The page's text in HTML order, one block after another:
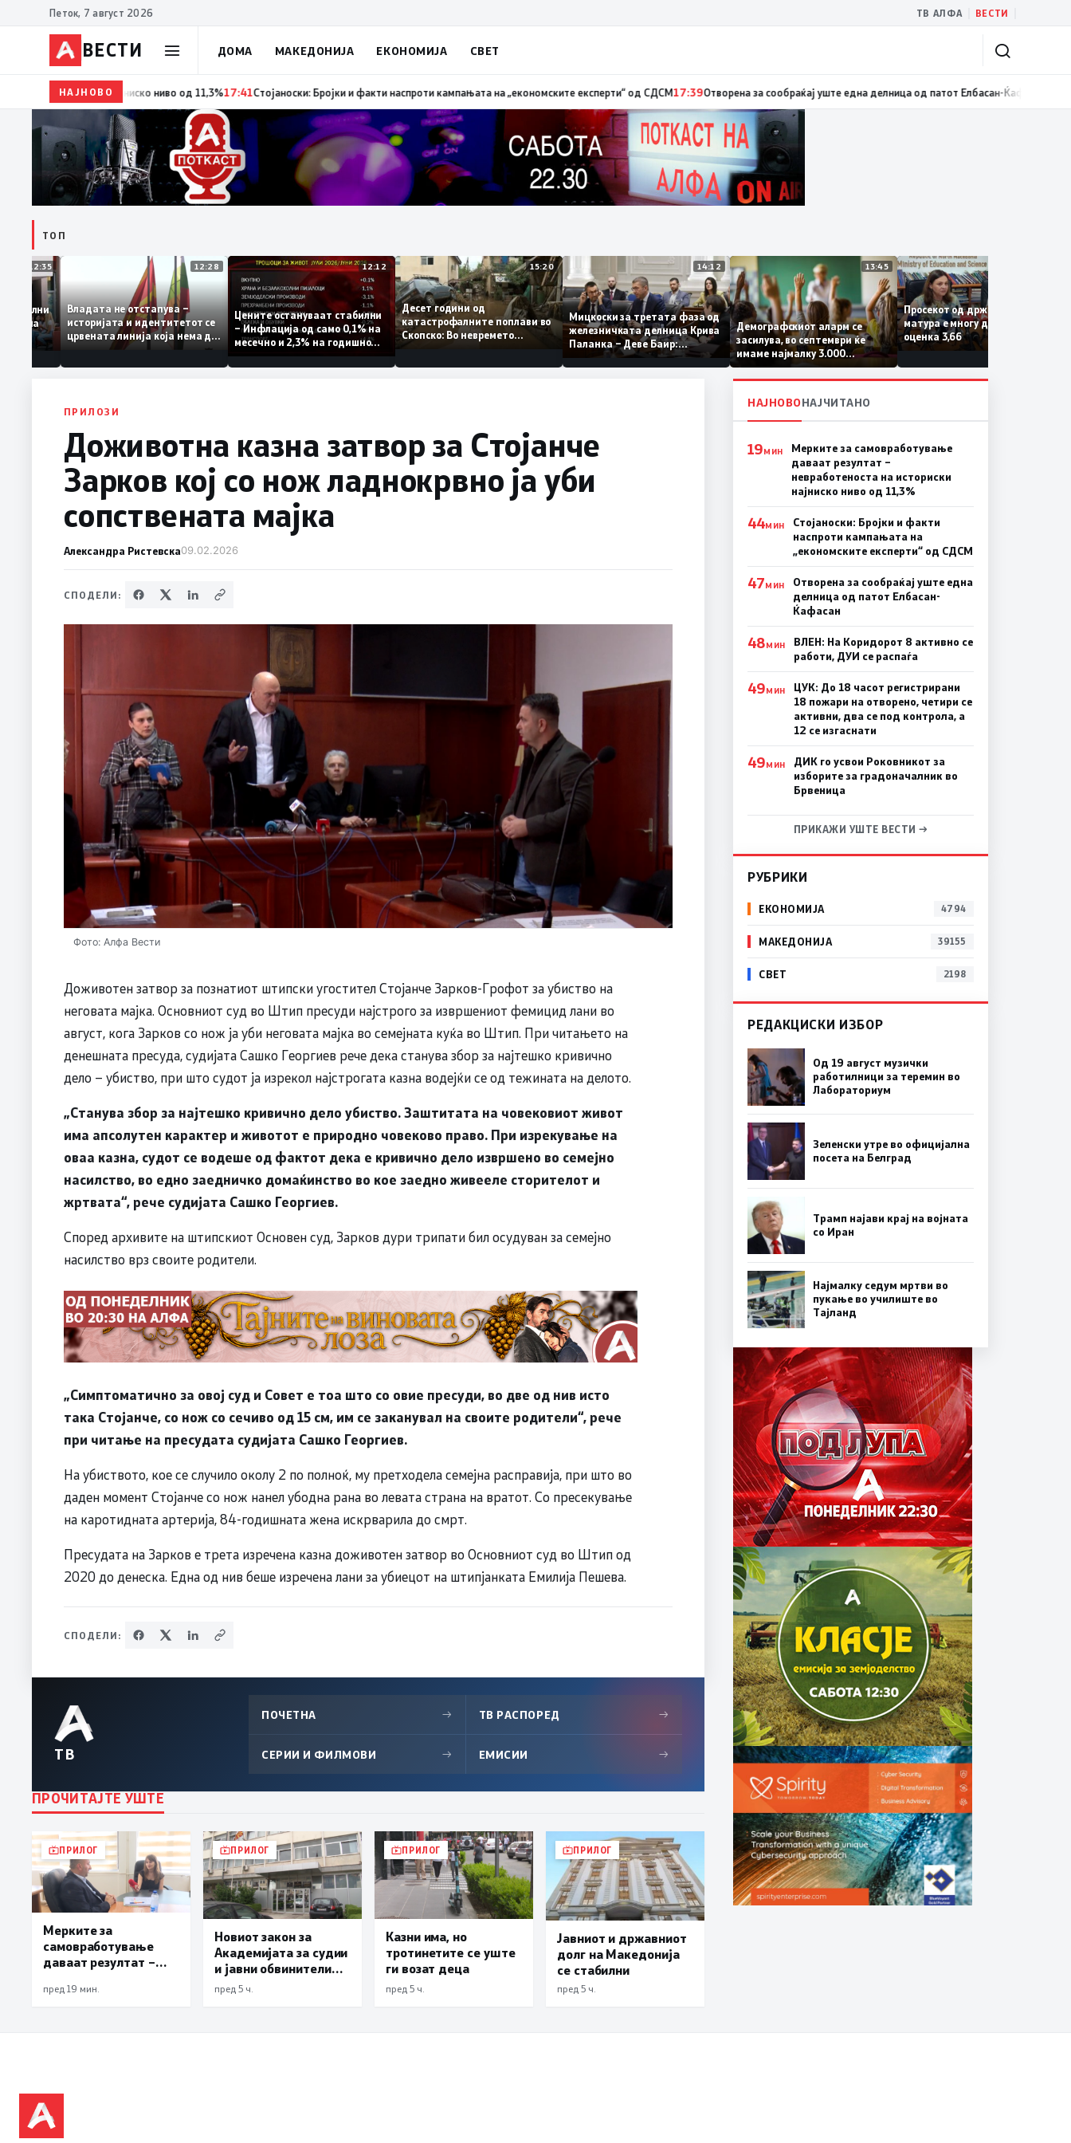
Петок, 7 август 2026 ТВ АЛФА ВЕСТИ
ВЕСТИ ДОМА МАКЕДОНИЈА ЕКОНОМИЈА СВЕТ
НАЈНОВО18:06Мерките за самовработување даваат резултат – невработеноста на историски најниско ниво од 11,3% 17:41Стојаноски: Бројки и факти наспроти кампањата на „економските експерти“ од
ТОП
12:35
задоволни
на
12:28
Владата не отстапува –
историјата и идентитетот се
црвената линија која нема да
се погази
12:12
Цените остануваат стабилни
– Инфлација од само 0,1% на
месечно и 2,3% на годишно
ниво
15:20
Десет години од
катастрофалните поплави во
Скопско: Во невремето
14:12
Мицкоски за третата фаза од
железничката делница Крива
Паланка – Деве Баир:
Проектот нема да заврши на
половина тунел во слепа
13:45
Демографскиот аларм се
засилува, во септември ќе
имаме најмалку 3.000
првачиња помалку
Просекот од државната
матура е многу добар со
оценка 3,66
ПРИЛОЗИ
Доживотна казна затвор за Стојанче
Зарков кој со нож ладнокрвно ја уби
сопствената мајка
Александра Ристевска09.02.2026
СПОДЕЛИ:
Фото: Алфа Вести
Доживотен затвор за познатиот штипски угостител Стојанче Зарков-Грофот за убиство на
неговата мајка. Основниот суд во Штип пресуди најстрого за извршениот фемицид лани во
август, кога Зарков со нож ја уби неговата мајка во семејната куќа во Штип. При читањето на
денешната пресуда, судијата Сашко Георгиев рече дека станува збор за најтешко кривично
дело – убиство, при што судот ја изрекол најстрогата казна водејќи се од тежината на делото.
„Станува збор за најтешко кривично дело убиство. Заштитата на човековиот живот
има апсолутен карактер и животот е природно човеково право. При изрекување на
оваа казна, судот се водеше од фактот дека е кривично дело извршено во семејно
насилство, во едно заедничко домаќинство во кое заедно живееле сторителот и
жртвата“, рече судијата Сашко Георгиев.
Според архивите на штипскиот Основен суд, Зарков дури трипати бил осудуван за семејно
насилство врз своите родители.
„Симптоматично за овој суд и Совет е тоа што со овие пресуди, во две од нив исто
така Стојанче, со нож со сечиво од 15 см, им се заканувал на своите родители“, рече
при читање на пресудата судијата Сашко Георгиев.
На убиството, кое се случило околу 2 по полноќ, му претходела семејна расправија, при што во
даден момент Стојанче со нож нанел убодна рана во левата страна на вратот. Со пресекување
на каротидната артерија, 84-годишната жена искрварила до смрт.
Пресудата на Зарков е трета изречена казна доживотен затвор во Основниот суд во Штип од
2020 до денеска. Една од нив беше изречена лани за убиецот на штипјанката Емилија Пешева.
СПОДЕЛИ:
ТВ
ПОЧЕТНА → ТВ РАСПОРЕД →
СЕРИИ И ФИЛМОВИ → ЕМИСИИ →
ПРОЧИТАЈТЕ УШТЕ
ПРИЛОГ
Мерките за
самовработување
даваат резултат –
историски најниско
пред 19 мин.
ПРИЛОГ
Новиот закон за
Академијата за судии
и јавни обвинители
наскоро во
Собранието
пред 5 ч.
ПРИЛОГ
Казни има, но
тротинетите се уште
ги возат деца
пред 5 ч.
ПРИЛОГ
Јавниот и државниот
долг на Македонија
се стабилни
пред 5 ч.
НАЈНОВОНАЈЧИТАНО
19МИН
Мерките за самовработување
даваат резултат –
невработеноста на историски
најниско ниво од 11,3%
44МИН
Стојаноски: Бројки и факти
наспроти кампањата на
„економските експерти“ од СДСM
47МИН
Отворена за сообраќај уште една
делница од патот Елбасан-
Ќафасан
48МИН
ВЛЕН: На Коридорот 8 активно се
работи, ДУИ се распаѓа
49МИН
ЦУК: До 18 часот регистрирани
18 пожари на отворено, четири се
активни, два се под контрола, а
12 се изгаснати
49МИН
ДИК го усвои Роковникот за
изборите за градоначалник во
Брвеница
ПРИКАЖИ УШТЕ ВЕСТИ →
РУБРИКИ
ЕКОНОМИЈА 4794
МАКЕДОНИЈА 39155
СВЕТ 2198
РЕДАКЦИСКИ ИЗБОР
Од 19 август музички
работилници за теремин во
Лабораториум
Зеленски утре во официјална
посета на Белград
Трамп најави крај на војната
со Иран
Најмалку седум мртви во
пукање во училиште во
Тајланд